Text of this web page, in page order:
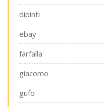
dipinti
ebay
farfalla
giacomo
gufo